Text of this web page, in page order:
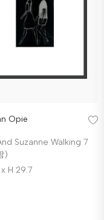
Opie
Suzanne Walking 7
)
H 29.7